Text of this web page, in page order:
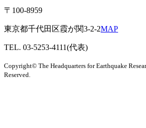
〒100-8959
東京都千代田区霞が関3-2-2MAP
TEL. 03-5253-4111(代表)
Copyright© The Headquarters for Earthquake
Reserved.